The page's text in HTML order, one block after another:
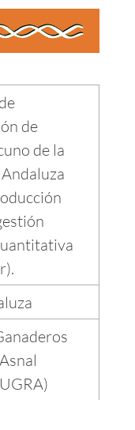
de
de la